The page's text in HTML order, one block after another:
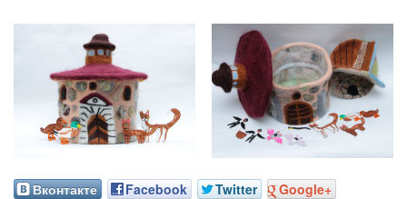
Вконтакте Facebook Twitter Google+